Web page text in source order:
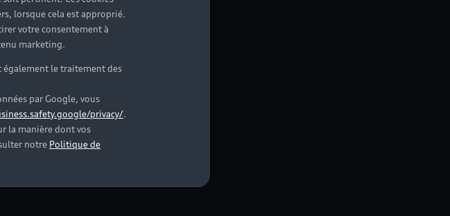
lorsque cela est approprié.
votre consentement à
marketing.
également le traitement des
par Google, vous
privacy/.
la manière dont vos
notre Politique de